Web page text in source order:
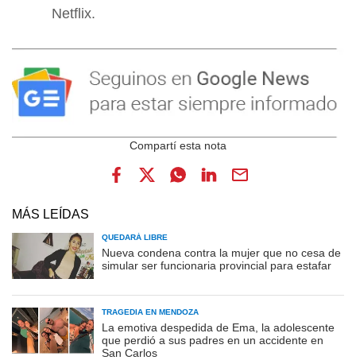
Netflix.
MÁS LEÍDAS
QUEDARÁ LIBRE
Nueva condena contra la mujer que no cesa de
simular ser funcionaria provincial para estafar
TRAGEDIA EN MENDOZA
La emotiva despedida de Ema, la adolescente
que perdió a sus padres en un accidente en
San Carlos